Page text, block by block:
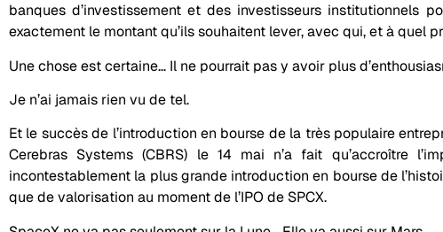
banques d’investissement et des investisseurs institutionnels
exactement le montant qu’ils souhaitent lever, avec qui, et à quel
Une chose est certaine… Il ne pourrait pas y avoir plus
Je n’ai jamais rien vu de tel.
Et le succès de l’introduction en bourse de la très populaire
Cerebras Systems (CBRS) le 14 mai n’a fait qu’accroître
incontestablement la plus grande introduction en bourse de
que de valorisation au moment de l’IPO de SPCX.